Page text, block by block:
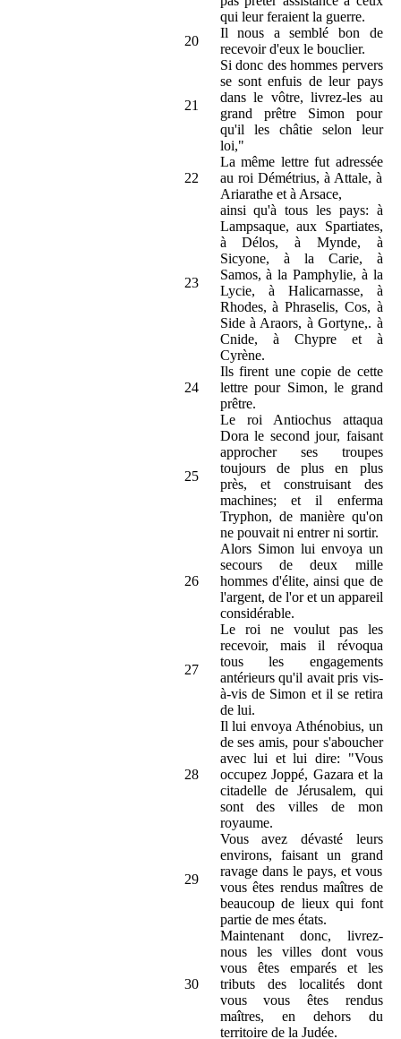
qui leur feraient la guerre.
20
Il nous a semblé bon de
recevoir d'eux le bouclier.
21
Si donc des hommes pervers
se sont enfuis de leur pays
dans le vôtre, livrez-les au
grand prêtre Simon pour
qu'il les châtie selon leur
loi,"
22
La même lettre fut adressée
au roi Démétrius, à Attale, à
Ariarathe et à Arsace,
23
ainsi qu'à tous les pays: à
Lampsaque, aux Spartiates,
à Délos, à Mynde, à
Sicyone, à la Carie, à
Samos, à la Pamphylie, à la
Lycie, à Halicarnasse, à
Rhodes, à Phraselis, Cos, à
Side à Araors, à Gortyne,. à
Cnide, à Chypre et à
Cyrène.
24
Ils firent une copie de cette
lettre pour Simon, le grand
prêtre.
25
Le roi Antiochus attaqua
Dora le second jour, faisant
approcher ses troupes
toujours de plus en plus
près, et construisant des
machines; et il enferma
Tryphon, de manière qu'on
ne pouvait ni entrer ni sortir.
26
Alors Simon lui envoya un
secours de deux mille
hommes d'élite, ainsi que de
l'argent, de l'or et un appareil
considérable.
27
Le roi ne voulut pas les
recevoir, mais il révoqua
tous les engagements
antérieurs qu'il avait pris vis-
à-vis de Simon et il se retira
de lui.
28
Il lui envoya Athénobius, un
de ses amis, pour s'aboucher
avec lui et lui dire: "Vous
occupez Joppé, Gazara et la
citadelle de Jérusalem, qui
sont des villes de mon
royaume.
29
Vous avez dévasté leurs
environs, faisant un grand
ravage dans le pays, et vous
vous êtes rendus maîtres de
beaucoup de lieux qui font
partie de mes états.
30
Maintenant donc, livrez-
nous les villes dont vous
vous êtes emparés et les
tributs des localités dont
vous vous êtes rendus
maîtres, en dehors du
territoire de la Judée.